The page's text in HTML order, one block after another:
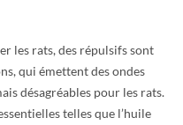
les rats, des répulsifs sont
qui émettent des ondes
désagréables pour les rats.
telles que l’huile